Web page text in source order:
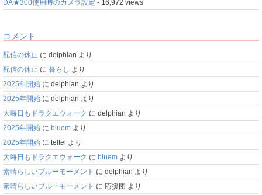
DA★300使用時のカメラ設定 - 16,972 views
コメント
配信の休止 に delphian より
配信の休止 に 暮らし より
2025年開始 に delphian より
2025年開始 に delphian より
大晦日もドラクエウォーク に delphian より
2025年開始 に bluem より
2025年開始 に teltel より
大晦日もドラクエウォーク に bluem より
素晴らしいブルーモーメント に delphian より
素晴らしいブルーモーメント に 応援団 より